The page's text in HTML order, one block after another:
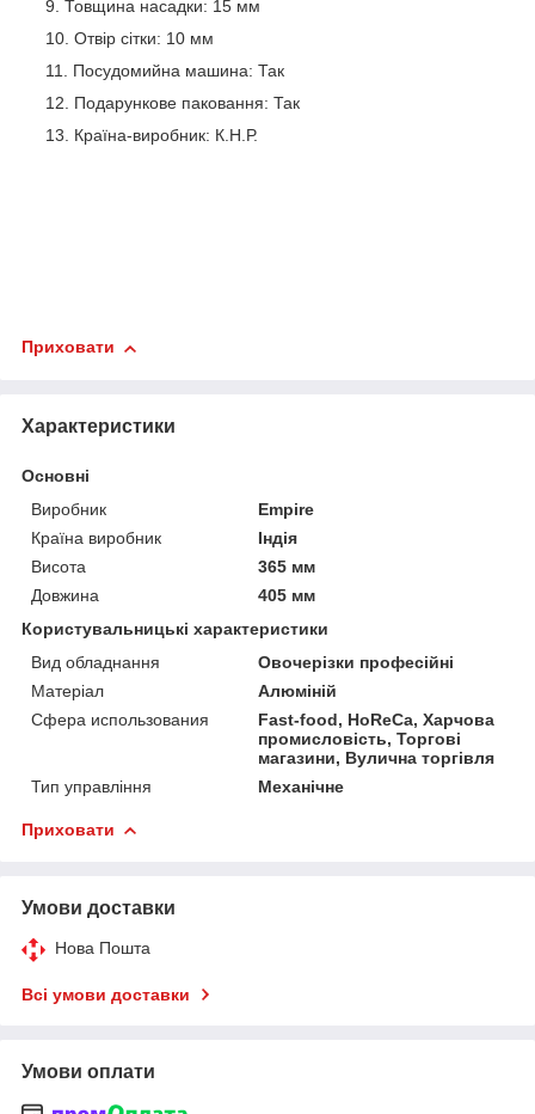
Товщина насадки: 15 мм
Отвір сітки: 10 мм
Посудомийна машина: Так
Подарункове паковання: Так
Країна-виробник: К.Н.Р.
Приховати
Характеристики
Основні
Виробник
Empire
Країна виробник
Індія
Висота
365 мм
Довжина
405 мм
Користувальницькі характеристики
Вид обладнання
Овочерізки професійні
Матеріал
Алюміній
Сфера использования
Fast-food, HoReCa, Харчова
промисловість, Торгові
магазини, Вулична торгівля
Тип управління
Механічне
Приховати
Умови доставки
Нова Пошта
Всі умови доставки
Умови оплати